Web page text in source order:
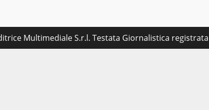
Multimediale S.r.l. Testata Giornalistica